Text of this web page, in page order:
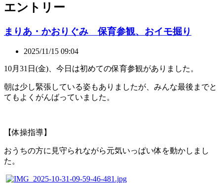
エントリー
まりあ・かおりぐみ 保育参観、おイモ掘り
2025/11/15 09:04
10月31日(金)、今日は初めての保育参観がありました。
朝は少し緊張している姿もありましたが、みんな最後までと
てもよくがんばっていました。
【体操指導】
おうちの方に見守られながら元気いっぱい体を動かしまし
た。